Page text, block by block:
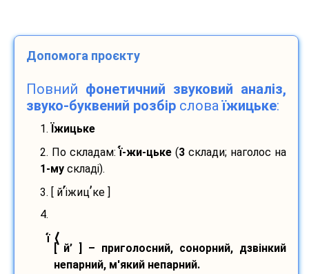
Допомога проєкту
Повний фонетичний звуковий аналіз,
звуко-буквений розбір словаїжицьке:
1. Їжицьке
2. По складам:ї-жи-цьке (3 склади; наголос на
1-му складі).
3. [ й’іжиц’ке ]
4.
ї ⟨
[ й’ ] – приголосний, сонорний, дзвінкий
непарний, м'який непарний.